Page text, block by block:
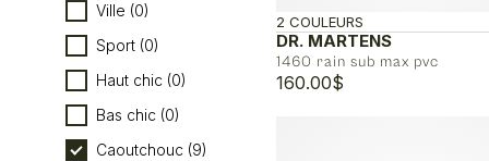
Ville (0)
Sport (0)
Haut chic (0)
Bas chic (0)
Caoutchouc (9)
DR. MARTENS
1460 rain sub max pvc
2 COULEURS
160.00$